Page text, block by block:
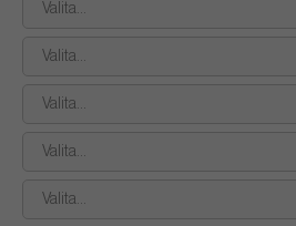
Valita...
Valita...
Valita...
Valita...
Valita...